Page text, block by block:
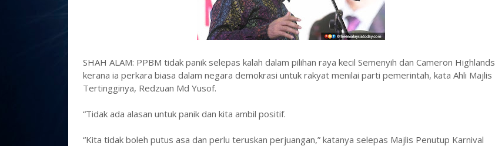
SHAH ALAM: PPBM tidak panik selepas kalah dalam pilihan raya kecil Semenyih dan Cameron Highlands
kerana ia perkara biasa dalam negara demokrasi untuk rakyat menilai parti pemerintah, kata Ahli Majlis
Tertingginya, Redzuan Md Yusof.
“Tidak ada alasan untuk panik dan kita ambil positif.
“Kita tidak boleh putus asa dan perlu teruskan perjuangan,” katanya selepas Majlis Penutup Karnival